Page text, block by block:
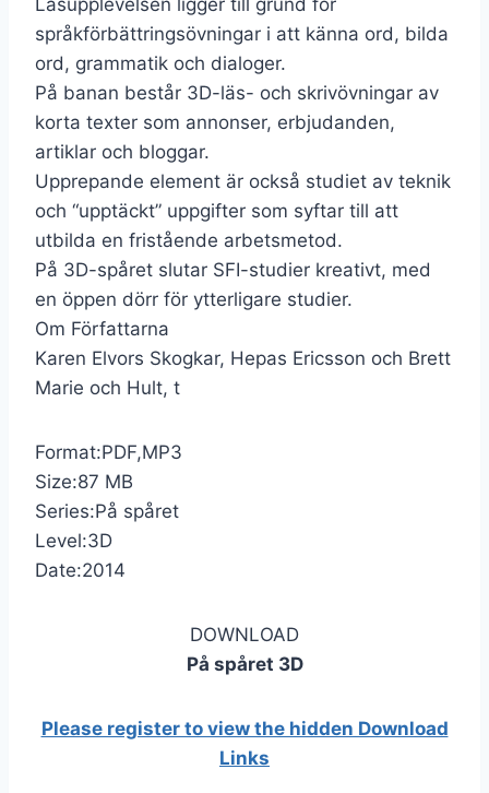
Läsupplevelsen ligger till grund för
språkförbättringsövningar i att känna ord, bilda
ord, grammatik och dialoger.
På banan består 3D-läs- och skrivövningar av
korta texter som annonser, erbjudanden,
artiklar och bloggar.
Upprepande element är också studiet av teknik
och “upptäckt” uppgifter som syftar till att
utbilda en fristående arbetsmetod.
På 3D-spåret slutar SFI-studier kreativt, med
en öppen dörr för ytterligare studier.
Om Författarna
Karen Elvors Skogkar, Hepas Ericsson och Brett
Marie och Hult, t
Format:PDF,MP3
Size:87 MB
Series:På spåret
Level:3D
Date:2014
DOWNLOAD
På spåret 3D
Please register to view the hidden Download
Links